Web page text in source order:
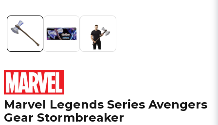
Marvel Legends Series Avengers
Gear Stormbreaker